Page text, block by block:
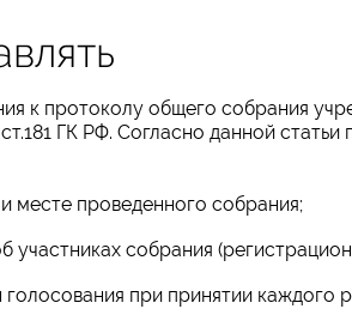
к протоколу общего собрания
ГК РФ. Согласно данной
месте проведенного собрания;
участниках собрания
голосования при принятии каждого